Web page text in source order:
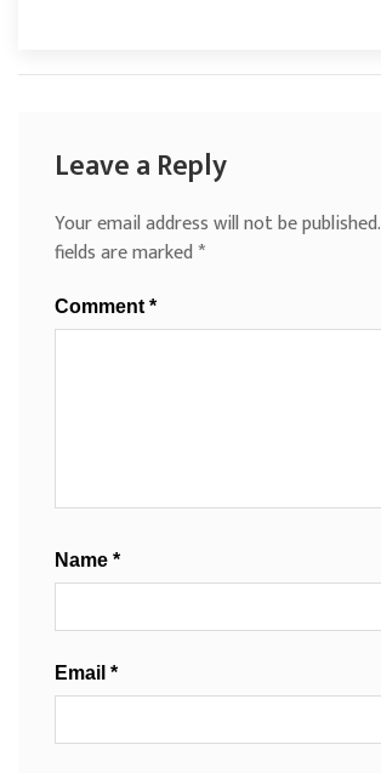
Leave a Reply
Your email address will not be published.
fields are marked*
Comment *
Name *
Email *